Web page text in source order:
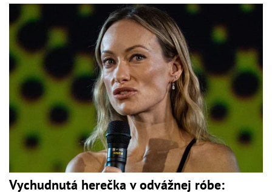
Vychudnutá herečka v odvážnej róbe: